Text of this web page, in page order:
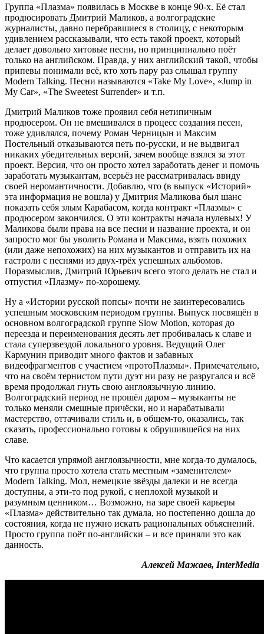
Группа «Плазма» появилась в Москве в конце 90-х. Её стал
продюсировать Дмитрий Маликов, а волгоградские
журналисты, давно перебравшиеся в столицу, с некоторым
удивлением рассказывали, что есть такой проект, который
делает довольно хитовые песни, но принципиально поёт
только на английском. Правда, у них английский такой, чтобы
припевы понимали всё, кто хоть пару раз слышал группу
Modern Talking. Песни называются «Take My Love», «Jump in
My Car», «The Sweetest Surrender» и т.п.
Дмитрий Маликов тоже проявил себя нетипичным
продюсером. Он не вмешивался в процесс создания песен,
тоже удивлялся, почему Роман Черницын и Максим
Постельный отказываются петь по-русски, и не выдвигал
никаких убедительных версий, зачем вообще взялся за этот
проект. Версия, что он просто хотел заработать денег и помочь
заработать музыкантам, всерьёз не рассматривалась ввиду
своей неромантичности. Добавлю, что (в выпуск «Историй»
эта информация не вошла) у Дмитрия Маликова был шанс
показать себя злым Карабасом, когда контракт «Плазмы» с
продюсером закончился. О эти контракты начала нулевых! У
Маликова были права на все песни и название проекта, и он
запросто мог бы уволить Романа и Максима, взять похожих
(или даже непохожих) на них музыкантов и отправить их на
гастроли с песнями из двух-трёх успешных альбомов.
Поразмыслив, Дмитрий Юрьевич всего этого делать не стал и
отпустил «Плазму» по-хорошему.
Ну а «Истории русской попсы» почти не заинтересовались
успешным московским периодом группы. Выпуск посвящён в
основном волгоградской группе Slow Motion, которая до
переезда и переименования десять лет пробивалась к славе и
стала суперзвездой локального уровня. Ведущий Олег
Кармунин приводит много фактов и забавных
видеофрагментов с участием «протоПлазмы». Примечательно,
что на своём тернистом пути дуэт ни разу не разругался и всё
время продолжал гнуть свою англоязычную линию.
Волгоградский период не прошёл даром – музыканты не
только меняли смешные причёски, но и нарабатывали
мастерство, оттачивали стиль и, в общем-то, оказались, так
сказать, профессионально готовы к обрушившейся на них
славе.
Что касается упрямой англоязычности, мне когда-то думалось,
что группа просто хотела стать местным «заменителем»
Modern Talking. Мол, немецкие звёзды далеки и не всегда
доступны, а эти-то под рукой, с неплохой музыкой и
разумным ценником… Возможно, на заре своей карьеры
«Плазма» действительно так думала, но постепенно дошла до
состояния, когда не нужно искать рациональных объяснений.
Просто группа поёт по-английски – и все приняли это как
данность.
Алексей Мажаев, InterMedia